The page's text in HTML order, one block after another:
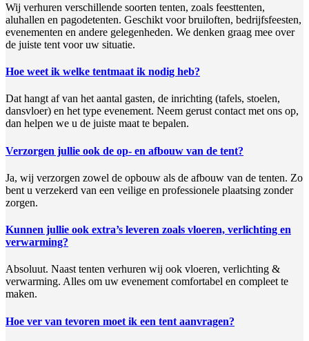
Wij verhuren verschillende soorten tenten, zoals feesttenten,
aluhallen en pagodetenten. Geschikt voor bruiloften, bedrijfsfeesten,
evenementen en andere gelegenheden. We denken graag mee over
de juiste tent voor uw situatie.
Hoe weet ik welke tentmaat ik nodig heb?
Dat hangt af van het aantal gasten, de inrichting (tafels, stoelen,
dansvloer) en het type evenement. Neem gerust contact met ons op,
dan helpen we u de juiste maat te bepalen.
Verzorgen jullie ook de op- en afbouw van de tent?
Ja, wij verzorgen zowel de opbouw als de afbouw van de tenten. Zo
bent u verzekerd van een veilige en professionele plaatsing zonder
zorgen.
Kunnen jullie ook extra’s leveren zoals vloeren, verlichting en
verwarming?
Absoluut. Naast tenten verhuren wij ook vloeren, verlichting &
verwarming. Alles om uw evenement comfortabel en compleet te
maken.
Hoe ver van tevoren moet ik een tent aanvragen?